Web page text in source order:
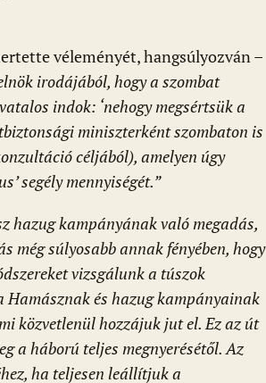
véleményét, hangsúlyozván –
irodájából, hogy a szombat
indok: ‘nehogy megsértsük a
miniszterként szombaton is
céljából), amelyen úgy
segély mennyiségét.”
hazug kampányának való megadás,
még súlyosabb annak fényében, hogy
vizsgálunk a túszok
Hamásznak és hazug kampányainak
közvetlenül hozzájuk jut el. Ez az út
a háború teljes megnyerésétől. Az
ha teljesen leállítjuk a